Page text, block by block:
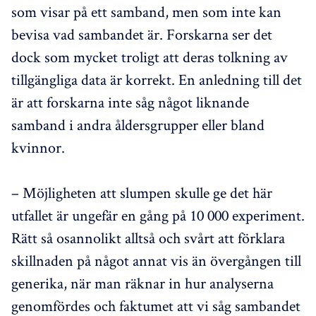
som visar på ett samband, men som inte kan
bevisa vad sambandet är. Forskarna ser det
dock som mycket troligt att deras tolkning av
tillgängliga data är korrekt. En anledning till det
är att forskarna inte såg något liknande
samband i andra åldersgrupper eller bland
kvinnor.
– Möjligheten att slumpen skulle ge det här
utfallet är ungefär en gång på 10 000 experiment.
Rätt så osannolikt alltså och svårt att förklara
skillnaden på något annat vis än övergången till
generika, när man räknar in hur analyserna
genomfördes och faktumet att vi såg sambandet